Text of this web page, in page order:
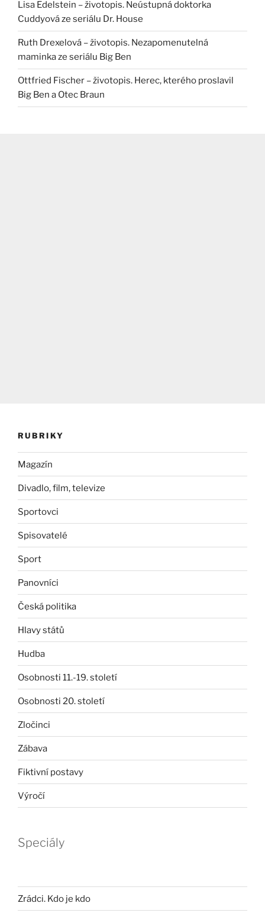
Lisa Edelstein – životopis. Neústupná doktorka
Cuddyová ze seriálu Dr. House
Ruth Drexelová – životopis. Nezapomenutelná
maminka ze seriálu Big Ben
Ottfried Fischer – životopis. Herec, kterého proslavil
Big Ben a Otec Braun
RUBRIKY
Magazín
Divadlo, film, televize
Sportovci
Spisovatelé
Sport
Panovníci
Česká politika
Hlavy států
Hudba
Osobnosti 11.-19. století
Osobnosti 20. století
Zločinci
Zábava
Fiktivní postavy
Výročí
Speciály
Zrádci. Kdo je kdo